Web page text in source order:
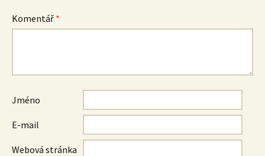
Komentář *
Jméno
E-mail
Webová stránka